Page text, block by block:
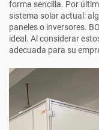
forma sencilla. Por
sistema solar actual:
paneles o inversores.
ideal. Al considerar
adecuada para su